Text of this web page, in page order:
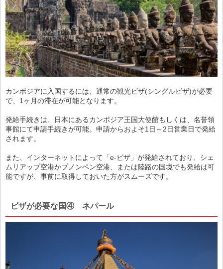
カンボジアに入国するには、通常の観光ビザ(シングルビザ)が必要
で、1ヶ月の滞在が可能となります。
発給手続きは、日本にあるカンボジア王国大使館もしくは、名誉領
事館にて申請手続きが可能。申請からおよそ1日～2日営業日で発給
されます。
また、インターネットによって「e-ビザ」が発給されており、シェ
ムリアップ空港かプノンペン空港、または陸路の国境でも発給は可
能ですが、事前に取得しておいた方がスムーズです。
ビザが必要な国④ ネパール